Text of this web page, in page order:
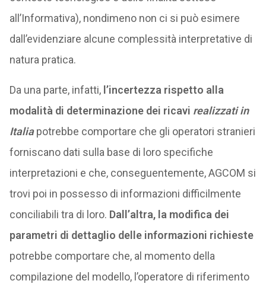
all’Informativa), nondimeno non ci si può esimere
dall’evidenziare alcune complessità interpretative di
natura pratica.
Da una parte, infatti, l’incertezza rispetto alla
modalità di determinazione dei ricavi realizzati in
Italia potrebbe comportare che gli operatori stranieri
forniscano dati sulla base di loro specifiche
interpretazioni e che, conseguentemente, AGCOM si
trovi poi in possesso di informazioni difficilmente
conciliabili tra di loro. Dall’altra, la modifica dei
parametri di dettaglio delle informazioni richieste
potrebbe comportare che, al momento della
compilazione del modello, l’operatore di riferimento